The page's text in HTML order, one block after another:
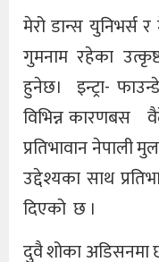
मेरो डान्स युनिभर्स
गुमनाम रहेका
हुनेछ। इन्ट्रा-
विभिन्न कारणबस
प्रतिभावान नेपाली
उद्देश्यका साथ
दिएको छ ।
दुवै शोका अडिसनमा